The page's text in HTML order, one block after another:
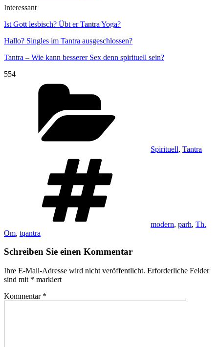
Interessant
Ist Gott lesbisch? Übt er Tantra Yoga?
Hallo? Singles im Tantra ausgeschlossen?
Tantra – Wie kann besserer Sex denn spirituell sein?
554
Spirituell, Tantra
modern, parh, Th.
Om, tqantra
Schreiben Sie einen Kommentar
Ihre E-Mail-Adresse wird nicht veröffentlicht. Erforderliche Felder
sind mit * markiert
Kommentar *